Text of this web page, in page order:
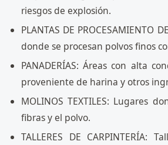
riesgos de explosión.
PLANTAS DE PROCESAMIENTO
donde se procesan polvos finos
PANADERÍAS: Áreas con alta
proveniente de harina y otros
MOLINOS TEXTILES: Lugares
fibras y el polvo.
TALLERES DE CARPINTERÍA: